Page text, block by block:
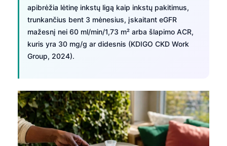
apibrėžia lėtinę inkstų ligą kaip inkstų pakitimus,
trunkančius bent 3 mėnesius, įskaitant eGFR
mažesnį nei 60 ml/min/1,73 m² arba šlapimo ACR,
kuris yra 30 mg/g ar didesnis (KDIGO CKD Work
Group, 2024).
Esperanto
Frysk
Ślōnskŏ gŏdka
Norsk bokmål